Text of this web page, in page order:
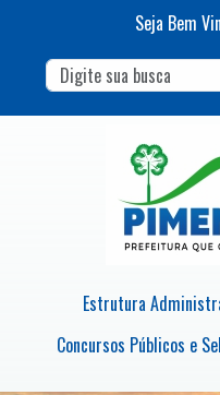
Seja Bem
Estrutura
Concursos Públicos e